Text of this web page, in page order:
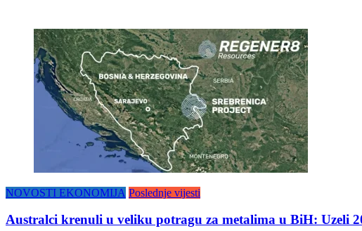
NOVOSTI EKONOMIJA Poslednje vijesti
Australci krenuli u veliku potragu za metalima u BiH: Uzeli